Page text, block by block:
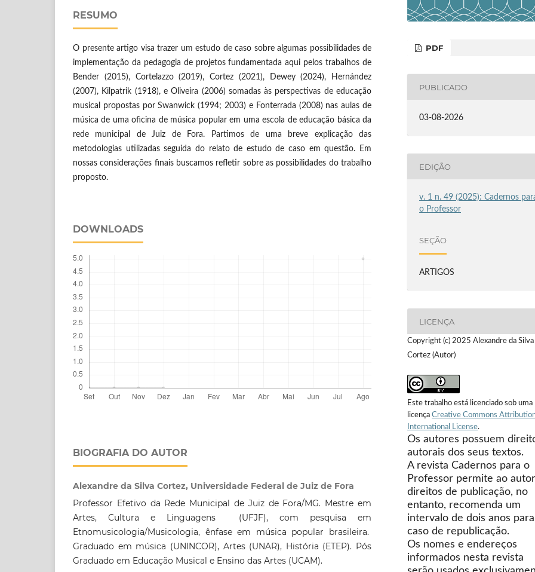
RESUMO
O presente artigo visa trazer um estudo de caso sobre algumas possibilidades de
implementação da pedagogia de projetos fundamentada aqui pelos trabalhos de
Bender (2015), Cortelazzo (2019), Cortez (2021), Dewey (2024), Hernández
(2007), Kilpatrik (1918), e Oliveira (2006) somadas às perspectivas de educação
musical propostas por Swanwick (1994; 2003) e Fonterrada (2008) nas aulas de
música de uma oficina de música popular em uma escola de educação básica da
rede municipal de Juiz de Fora. Partimos de uma breve explicação das
metodologias utilizadas seguida do relato de estudo de caso em questão. Em
nossas considerações finais buscamos refletir sobre as possibilidades do trabalho
proposto.
DOWNLOADS
BIOGRAFIA DO AUTOR
Alexandre da Silva Cortez, Universidade Federal de Juiz de Fora
Professor Efetivo da Rede Municipal de Juiz de Fora/MG. Mestre em
Artes, Cultura e Linguagens (UFJF), com pesquisa em
Etnomusicologia/Musicologia, ênfase em música popular brasileira.
Graduado em música (UNINCOR), Artes (UNAR), História (ETEP). Pós
Graduado em Educação Musical e Ensino das Artes (UCAM).
PDF
PUBLICADO
03-08-2026
EDIÇÃO
v. 1 n. 49 (2025): Cadernos
o Professor
SEÇÃO
ARTIGOS
LICENÇA
Copyright (c) 2025 Alexandre da Silva
Cortez (Autor)
Este trabalho está licenciado sob uma
licença Creative Commons
International License.
Os autores possuem
autorais dos seus textos.
A revista Cadernos para o
Professor permite ao
direitos de publicação, no
entanto, recomenda um
intervalo de dois anos
caso de republicação.
Os nomes e endereços
informados nesta revista